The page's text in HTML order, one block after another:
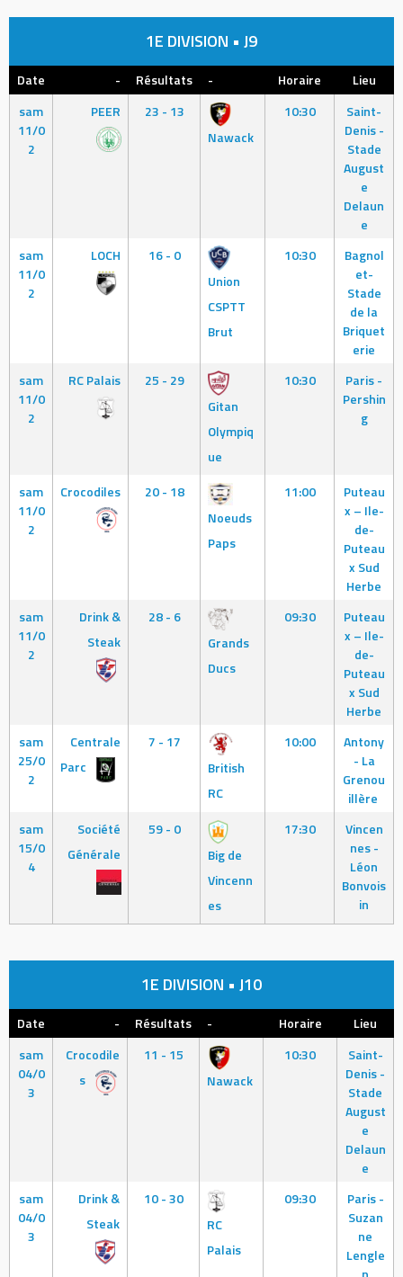
1E DIVISION • J9
Date - Résultats - Horaire
Lieu
sam
11/0
2
PEER
23 - 13
Nawack
10:30
Saint-
Denis -
Stade
August
e
Delaun
e
sam
11/0
2
LOCH
16 - 0
Union
CSPTT
Brut
10:30
Bagnol
et-
Stade
de la
Briquet
erie
sam
11/0
2
RC Palais
25 - 29
Gitan
Olympiq
ue
10:30
Paris -
Pershin
g
sam
11/0
2
Crocodiles
20 - 18
Noeuds
Paps
11:00
Puteau
x – Ile-
de-
Puteau
x Sud
Herbe
sam
11/0
2
Drink &
Steak
28 - 6
Grands
Ducs
09:30
Puteau
x – Ile-
de-
Puteau
x Sud
Herbe
sam
25/0
2
Centrale
Parc
7 - 17
British
RC
10:00
Antony
- La
Grenou
illère
sam
15/0
4
Société
Générale
59 - 0
Big de
Vincenn
es
17:30
Vincen
nes -
Léon
Bonvois
in
1E DIVISION • J10
Date - Résultats - Horaire
Lieu
sam
04/0
3
Crocodile
s
11 - 15
Nawack
10:30
Saint-
Denis -
Stade
August
e
Delaun
e
sam
04/0
3
Drink &
Steak
10 - 30
RC
Palais
09:30
Paris -
Suzan
ne
Lengle